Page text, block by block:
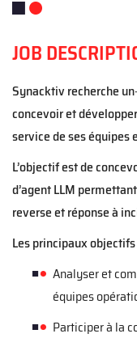
JOB
Synacktiv recherche
concevoir et
service de ses équipes
L’objectif est de
d’agent LLM
reverse et réponse à
Les principaux
Analyser et
équipes
Participer à la